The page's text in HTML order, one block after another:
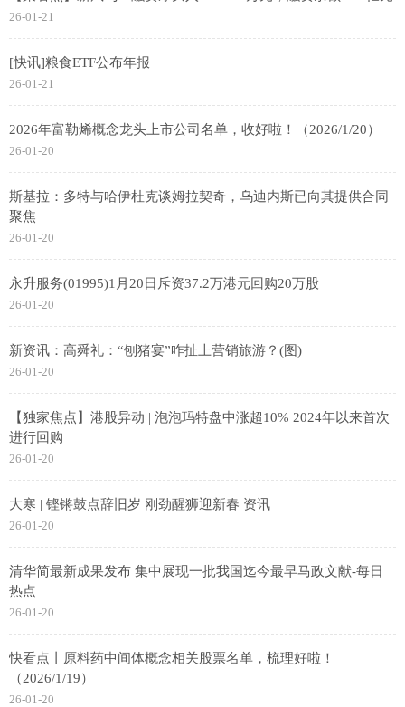
26-01-21
[快讯]粮食ETF公布年报
26-01-21
2026年富勒烯概念龙头上市公司名单，收好啦！（2026/1/20）
26-01-20
斯基拉：多特与哈伊杜克谈姆拉契奇，乌迪内斯已向其提供合同
聚焦
26-01-20
永升服务(01995)1月20日斥资37.2万港元回购20万股
26-01-20
新资讯：高舜礼：“刨猪宴”咋扯上营销旅游？(图)
26-01-20
【独家焦点】港股异动 | 泡泡玛特盘中涨超10% 2024年以来首次
进行回购
26-01-20
大寒 | 铿锵鼓点辞旧岁 刚劲醒狮迎新春 资讯
26-01-20
清华简最新成果发布 集中展现一批我国迄今最早马政文献-每日
热点
26-01-20
快看点丨原料药中间体概念相关股票名单，梳理好啦！
（2026/1/19）
26-01-20